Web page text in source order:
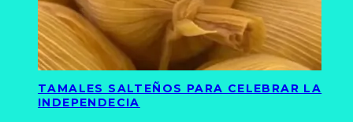
TAMALES SALTEÑOS PARA CELEBRAR LA
INDEPENDECIA